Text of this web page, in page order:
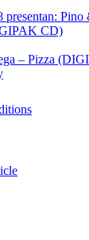
presentan:
CD)
– Pizza